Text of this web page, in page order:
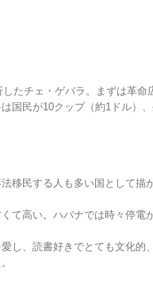
たチェ・ゲバラ。まずは革命
国民が10クップ（約1ドル）
移民する人も多い国として描
て高い。ハバナでは時々停電
し、読書好きでとても文化的